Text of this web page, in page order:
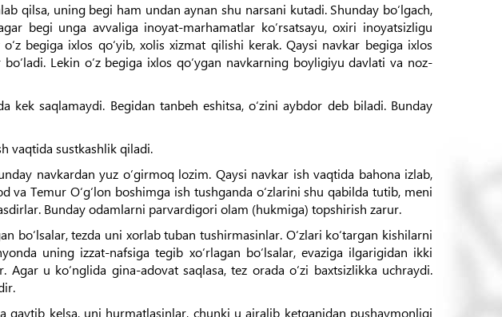
qilsa, uning begi ham undan aynan shu narsani kutadi. Shunday bo‘lgach,
begi unga avvaliga inoyat-marhamatlar ko‘rsatsayu, oxiri inoyatsizligu
begiga ixlos qo‘yib, xolis xizmat qilishi kerak. Qaysi navkar begiga ixlos
Lekin o‘z begiga ixlos qo‘ygan navkarning boyligiyu davlati va noz-
kek saqlamaydi. Begidan tanbeh eshitsa, o‘zini aybdor deb biladi. Bunday
vaqtida sustkashlik qiladi.
navkardan yuz o‘girmoq lozim. Qaysi navkar ish vaqtida bahona izlab,
va Temur O‘g‘lon boshimga ish tushganda o‘zlarini shu qabilda tutib, meni
Bunday odamlarni parvardigori olam (hukmiga) topshirish zarur.
bo‘lsalar, tezda uni xorlab tuban tushirmasinlar. O‘zlari ko‘targan kishilarni
uning izzat-nafsiga tegib xo‘rlagan bo‘lsalar, evaziga ilgarigidan ikki
u ko‘nglida gina-adovat saqlasa, tez orada o‘zi baxtsizlikka uchraydi.
kelsa, uni hurmatlasinlar, chunki u ajralib ketganidan pushaymonligi